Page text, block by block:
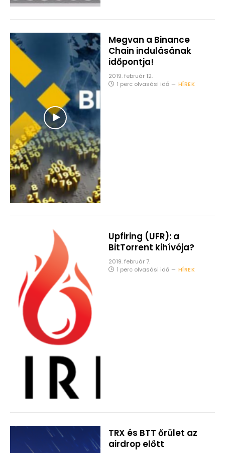
Megvan a Binance
Chain indulásának
időpontja!
2019. február 12.
1 perc olvasási idő
HÍREK
Upfiring (UFR): a
BitTorrent kihívója?
2019. február 7.
1 perc olvasási idő
HÍREK
TRX és BTT őrület az
airdrop előtt